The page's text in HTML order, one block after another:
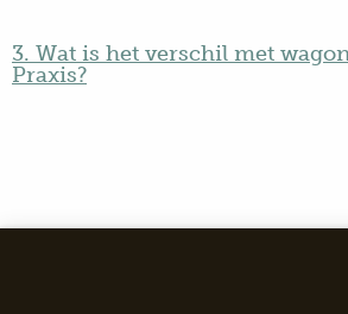
3. Wat is het verschil met
Praxis?